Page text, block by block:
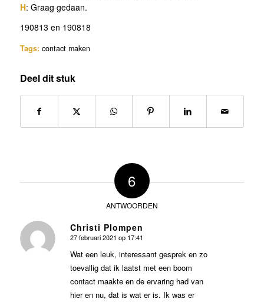
H: Graag gedaan.
190813 en 190818
Tags: contact maken
Deel dit stuk
6
ANTWOORDEN
Christi Plompen
zegt:
27 februari 2021 op 17:41
Wat een leuk, interessant gesprek en zo
toevallig dat ik laatst met een boom
contact maakte en de ervaring had van
hier en nu, dat is wat er is. Ik was er